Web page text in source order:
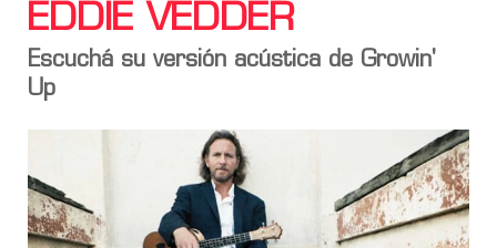
EDDIE VEDDER
Escuchá su versión acústica de Growin'
Up